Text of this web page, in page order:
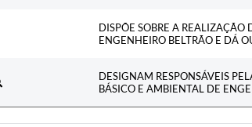
DISPÕE SOBRE A
ENGENHEIRO BELTRÃO E DÁ
DESIGNAM RESPONSÁVEIS
BÁSICO E AMBIENTAL DE